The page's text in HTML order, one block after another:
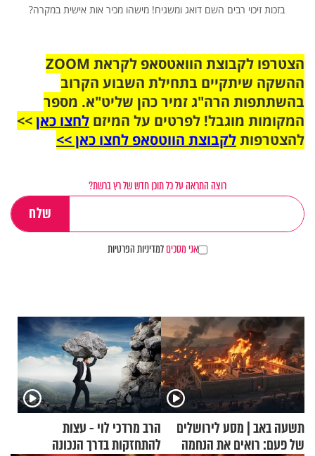
בזכות זיכוי רבים השם דואג ומשגיח! מישהו מכיר אות אישית במקרה?
הצטרפו לקבוצת הוואטסאפ לקראת ZOOM
ההשקה שיתקיים בתחילת השבוע הקרוב
בהשתתפות הרה"ג זמיר כהן שליט"א. מספר
המקומות מוגבל! לפרטים על המיזם לחצו כאן>>
להצטרפותלקבוצת הווטסאפ לחצו כאן >>
רוצה התראה על כל תוכן חדש של רץ ברשת?
אני מסכיםלמדיניות הפרטיות
תשעה באב | מסע לירושלים
של פעם: רואים את הנחמה
הרב מרדכי לוי - עצות
להתחזקות בדרך הנכונה